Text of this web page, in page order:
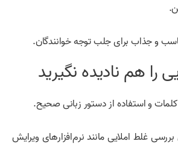
و جذاب برای جلب توجه خوانندگان.
را هم نادیده نگیرید
و استفاده از دستور زبانی صحیح.
بررسی غلط املایی مانند نرم‌افزار‌های ویرایش